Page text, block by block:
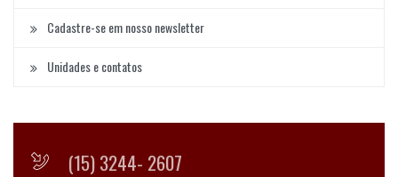
Cadastre-se em nosso newsletter
Unidades e contatos
(15) 3244- 2607